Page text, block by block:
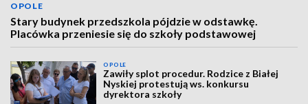
OPOLE
Stary budynek przedszkola pójdzie w odstawkę.
Placówka przeniesie się do szkoły podstawowej
OPOLE
Zawiły splot procedur. Rodzice z Białej
Nyskiej protestują ws. konkursu
dyrektora szkoły